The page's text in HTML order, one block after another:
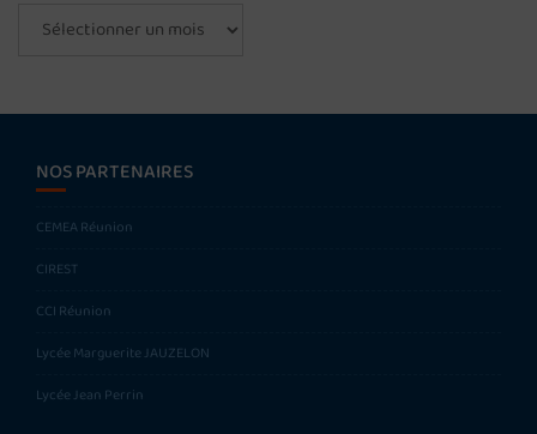
NOS PARTENAIRES
CEMEA Réunion
CIREST
CCI Réunion
Lycée Marguerite JAUZELON
Lycée Jean Perrin